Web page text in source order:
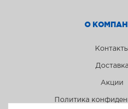
О
Доставка
Акции
Политика